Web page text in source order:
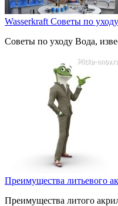
Wasserkraft Советы по уходу
Советы по уходу Вода,
Преимущества литьевого
Преимущества литого